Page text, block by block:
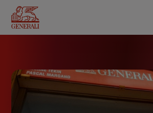
contenu
principal